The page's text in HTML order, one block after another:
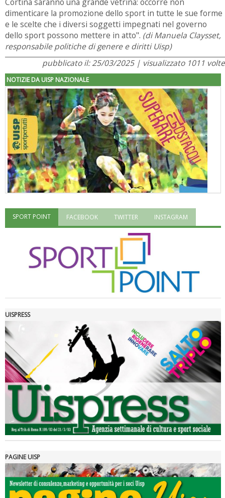
dimenticare la promozione dello sport in tutte le sue forme
e le scelte che i diversi soggetti impegnati nel governo
dello sport possono mettere in atto". (di Manuela Claysset,
responsabile politiche di genere e diritti Uisp)
pubblicato il: 25/03/2025 | visualizzato 1011 volte
NOTIZIE DA UISP NAZIONALE
"Superare gli ostacoli": la relazione di Tiziano Pesce al CN Uisp
Luglio 2026: "Pensando con i piedi, si possono fare le
rivoluzioni"
SPORT POINT FACEBOOK TWITTER INSTAGRAM
UISPRESS
PAGINE UISP